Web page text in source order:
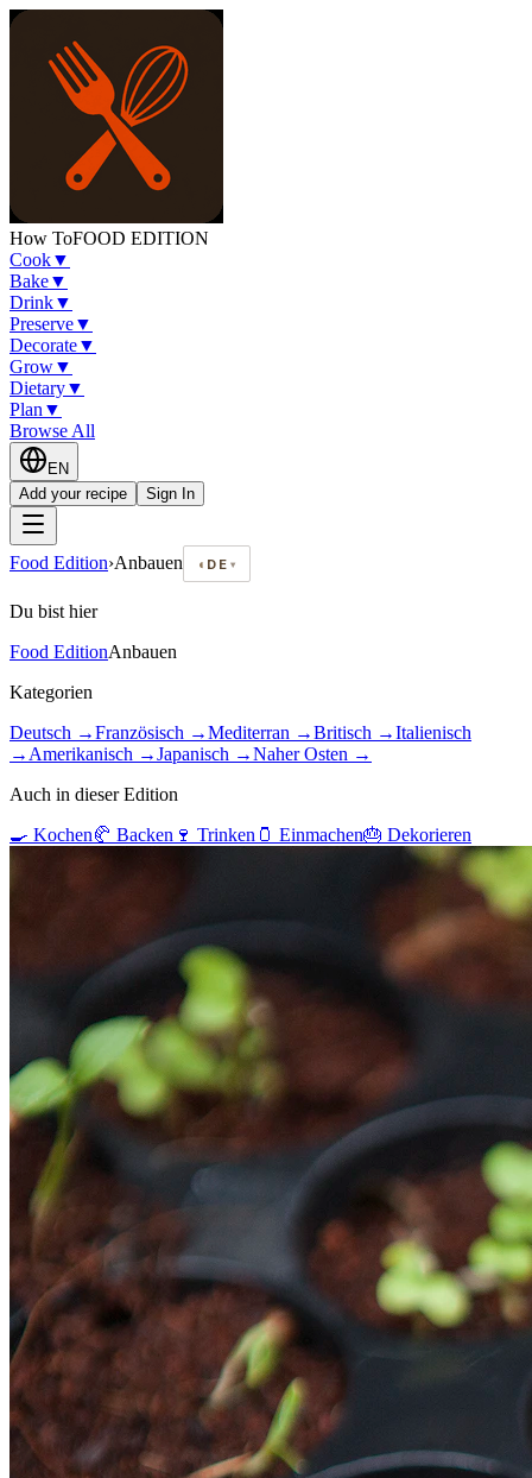
How ToFOOD EDITION
Cook▼
Bake▼
Drink▼
Preserve▼
Decorate▼
Grow▼
Dietary▼
Plan ▼
Browse All
EN
Add your recipe
Sign In
Food Edition›Anbauen ◐ DE ▾
Du bist hier
Food EditionAnbauen
Kategorien
Deutsch →Französisch →Mediterran →Britisch →Italienisch
→ Amerikanisch →Japanisch →Naher Osten →
Auch in dieser Edition
🍳 Kochen🥐 Backen 🍷 Trinken 🫙 Einmachen🎂 Dekorieren